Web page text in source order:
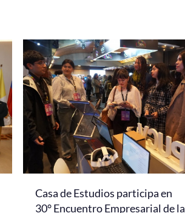
Casa de Estudios participa en
30° Encuentro Empresarial de la